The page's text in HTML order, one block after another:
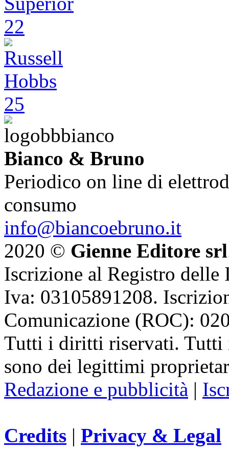
Bianco & Bruno
Periodico on line di
consumo
info@biancoebruno.it
2020 © Gienne Editore srl
Iscrizione al Registro delle
Iva: 03105891208.
Comunicazione (ROC):
Tutti i diritti riservati. Tutti
sono dei legittimi
Redazione e pubblicità |
Credits | Privacy & Legal